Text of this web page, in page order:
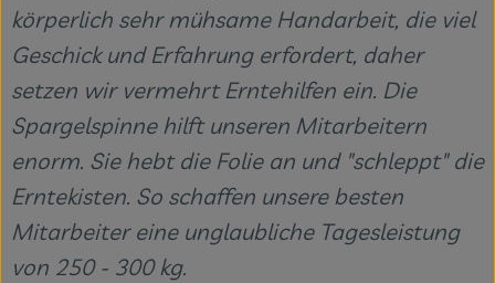
körperlich sehr mühsame Handarbeit, die viel
Geschick und Erfahrung erfordert, daher
setzen wir vermehrt Erntehilfen ein. Die
Spargelspinne hilft unseren Mitarbeitern
enorm. Sie hebt die Folie an und "schleppt" die
Erntekisten. So schaffen unsere besten
Mitarbeiter eine unglaubliche Tagesleistung
von 250 - 300 kg.